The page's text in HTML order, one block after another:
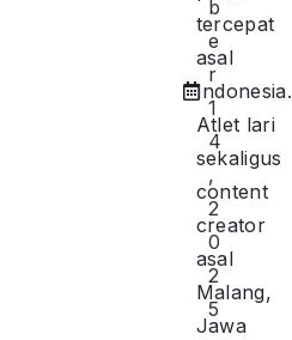
b
e
r
1
4
,
2
0
2
5
tercepat
asal
Indonesia.
Atlet lari
sekaligus
content
creator
asal
Malang,
Jawa